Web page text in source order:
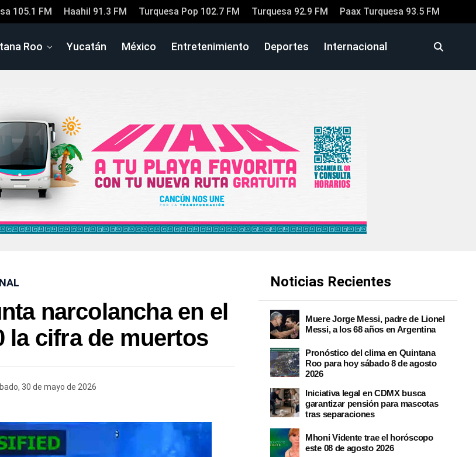
105.1 FM Haahil 91.3 FM Turquesa Pop 102.7 FM Turquesa 92.9 FM Paax Turquesa 93.5 FM
Roo Yucatán México Entretenimiento Deportes Internacional
narcolancha en el
la cifra de muertos
30 de mayo de 2026
Noticias Recientes
Muere Jorge Messi, padre de Lionel
Messi, a los 68 años en Argentina
Pronóstico del clima en Quintana
Roo para hoy sábado 8 de agosto
2026
Iniciativa legal en CDMX busca
garantizar pensión para mascotas
tras separaciones
Mhoni Vidente trae el horóscopo
este 08 de agosto 2026